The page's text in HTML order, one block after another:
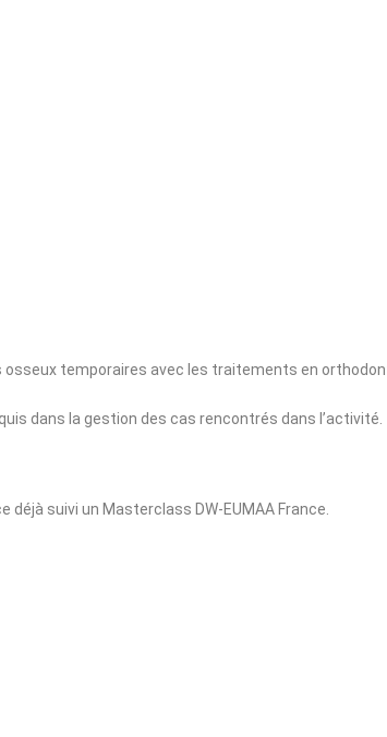
temporaires avec les traitements en
dans la gestion des cas rencontrés dans l’activité.
suivi un Masterclass DW-EUMAA France.